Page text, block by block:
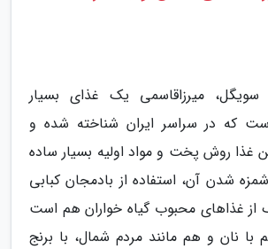
میرزاقاسمی یک غذای بسیار
که در سراسر ایران شناخته شده و
غذا روش پخت و مواد اولیه بسیار ساده
شدن آن، استفاده از بادمجان کبابی
غذاهای محبوب گیاه خواران هم است
نان و هم مانند مردم شمال، با برنج